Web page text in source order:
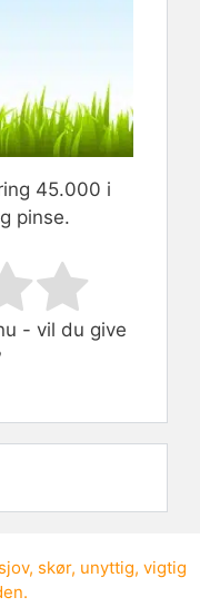
45.000 i
pinse.
Rating
- vil du give
sjov, skør, unyttig, vigtig
.